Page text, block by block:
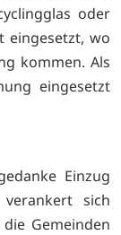
oder
eingesetzt, wo
kommen. Als
eingesetzt
Einzug
sich
Gemeinden